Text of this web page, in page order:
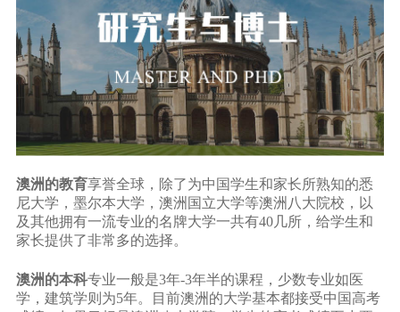
澳洲的教育享誉全球，除了为中国学生和家长所熟知的悉
尼大学，墨尔本大学，澳洲国立大学等澳洲八大院校，以
及其他拥有一流专业的名牌大学一共有40几所，给学生和
家长提供了非常多的选择。
澳洲的本科专业一般是3年-3年半的课程，少数专业如医
学，建筑学则为5年。目前澳洲的大学基本都接受中国高考